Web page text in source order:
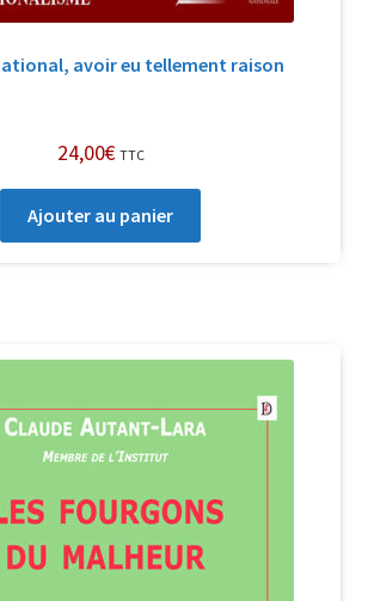
avoir eu tellement raison
24,00€ TTC
Ajouter au panier